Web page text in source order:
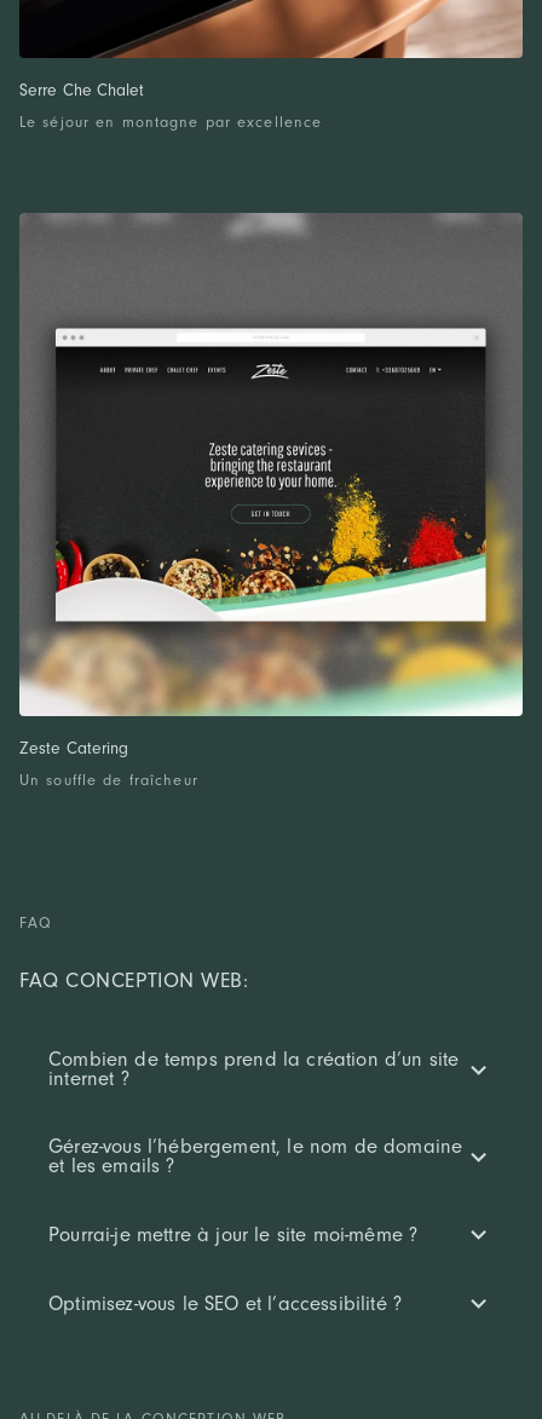
Serre Che Chalet
Le séjour en montagne par excellence
Zeste Catering
Un souffle de fraîcheur
FAQ
FAQ CONCEPTION WEB:
Combien de temps prend la création d’un site
internet ?
Gérez-vous l’hébergement, le nom de domaine
et les emails ?
Pourrai-je mettre à jour le site moi-même ?
Optimisez-vous le SEO et l’accessibilité ?